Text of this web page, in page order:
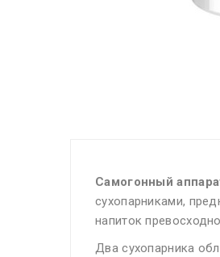
Самогонный
сухопарниками,
напиток
Два сухопарника